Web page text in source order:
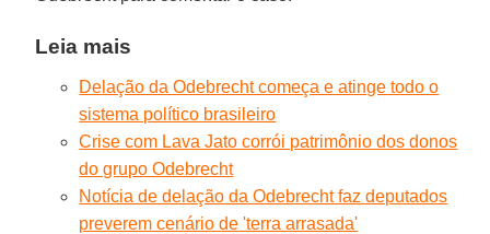
Leia mais
Delação da Odebrecht começa e atinge todo o
sistema político brasileiro
Crise com Lava Jato corrói patrimônio dos donos
do grupo Odebrecht
Notícia de delação da Odebrecht faz deputados
preverem cenário de 'terra arrasada'